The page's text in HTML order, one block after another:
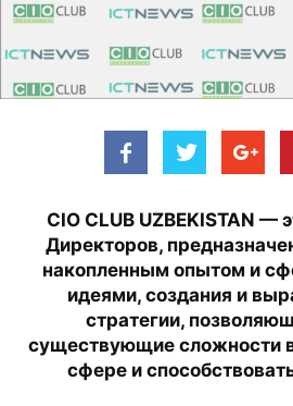
CIO CLUB UZBEKISTAN —
Директоров,
накопленным опытом и
идеями, создания и
стратегии,
существующие сложности
сфере и